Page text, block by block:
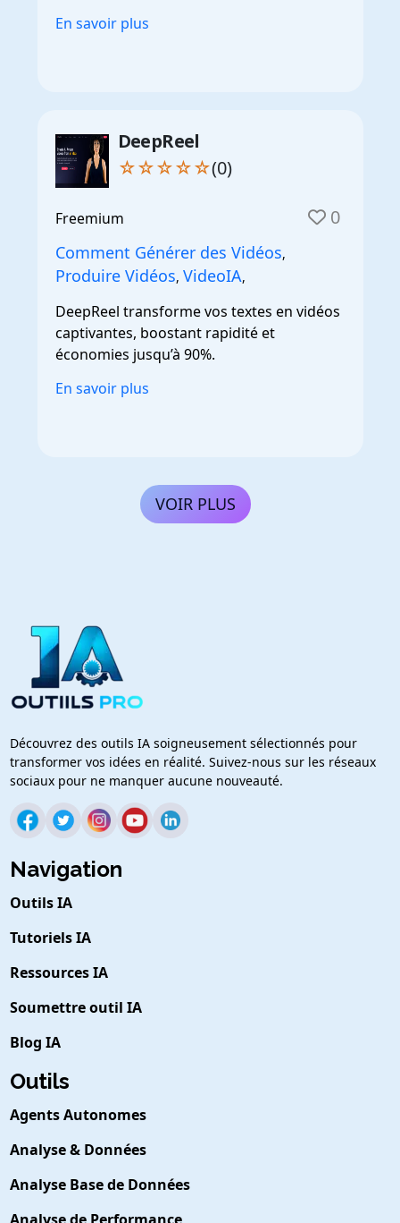
En savoir plus
DeepReel
☆☆☆☆☆(0)
Freemium 0
Comment Générer des Vidéos,
Produire Vidéos, VideoIA,
DeepReel transforme vos textes en vidéos
captivantes, boostant rapidité et
économies jusqu’à 90%.
En savoir plus
VOIR PLUS
Découvrez des outils IA soigneusement sélectionnés pour
transformer vos idées en réalité. Suivez-nous sur les réseaux
sociaux pour ne manquer aucune nouveauté.
Navigation
Outils IA
Tutoriels IA
Ressources IA
Soumettre outil IA
Blog IA
Outils
Agents Autonomes
Analyse & Données
Analyse Base de Données